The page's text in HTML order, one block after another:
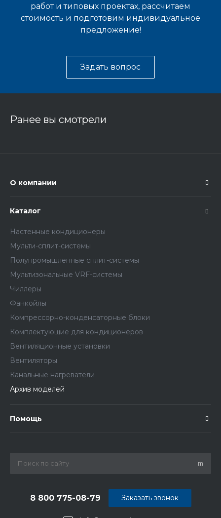
работ и типовых проектах, рассчитаем
стоимость и подготовим индивидуальное
предложение!
Задать вопрос
Ранее вы смотрели
О компании
Каталог
Настенные кондиционеры
Мульти-сплит-системы
Полупромышленные сплит-системы
Мультизональные VRF-системы
Чиллеры
Фанкойлы
Компрессорно-конденсаторные блоки
Комплектующие для кондиционеров
Вентиляционные установки
Вентиляторы
Канальные нагреватели
Архив моделей
Помощь
8 800 775-08-79 Заказать звонок